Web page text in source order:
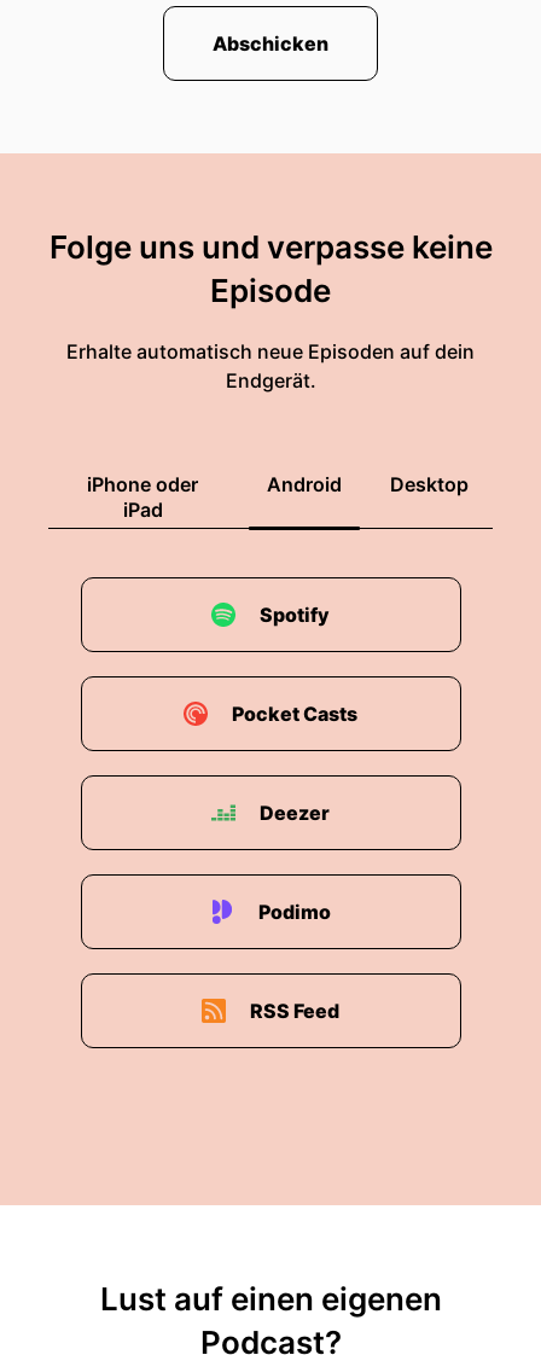
Abschicken
Folge uns und verpasse keine
Episode
Erhalte automatisch neue Episoden auf dein
Endgerät.
iPhone oder
iPad
Android Desktop
Spotify
Pocket Casts
Deezer
Podimo
RSS Feed
Lust auf einen eigenen
Podcast?